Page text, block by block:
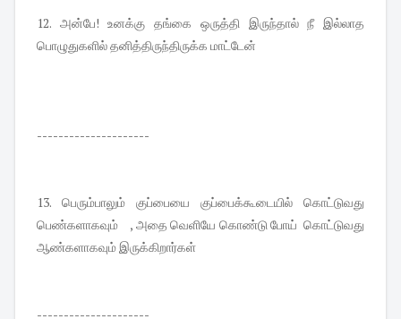
12. அன்பே! உனக்கு தங்கை ஒருத்தி இருந்தால் நீ இல்லாத
பொழுதுகளில் தனித்திருந்திருக்க மாட்டேன்
---------------------
13. பெரும்பாலும் குப்பையை குப்பைக்கூடையில் கொட்டுவது
பெண்களாகவும் , அதை வெளியே கொண்டு போய் கொட்டுவது
ஆண்களாகவும் இருக்கிறார்கள்
---------------------